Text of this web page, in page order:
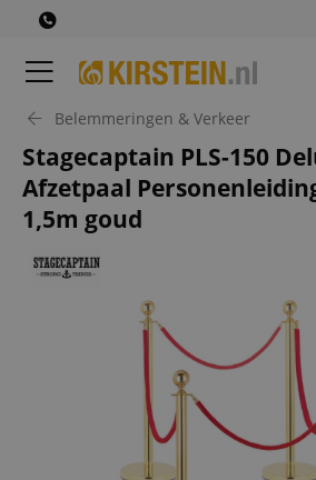
Belemmeringen & Verkeer
Stagecaptain PLS-150
Afzetpaal
1,5m goud